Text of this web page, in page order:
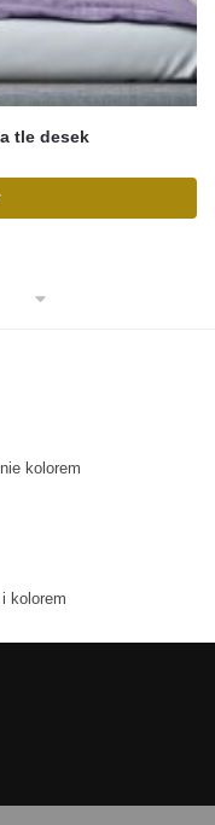
tle desek
kolorem
kolorem